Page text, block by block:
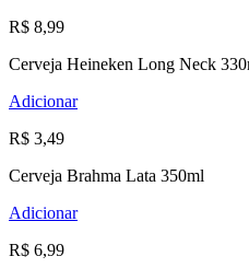
R$ 8,99
Cerveja Heineken Long Neck
Adicionar
R$ 3,49
Cerveja Brahma Lata 350ml
Adicionar
R$ 6,99